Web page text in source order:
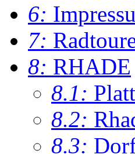
6:
7:
8: RHADE
8.1:
8.2:
8.3: